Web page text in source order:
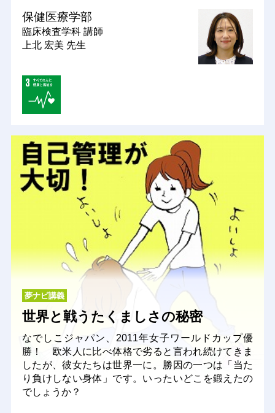
保健医療学部
臨床検査学科 講師
上北 宏美 先生
夢ナビ講義
世界と戦うたくましさの秘密
なでしこジャパン、2011年女子ワールドカップ優
勝！ 欧米人に比べ体格で劣ると言われ続けてきま
したが、彼女たちは世界一に。勝因の一つは「当た
り負けしない身体」です。いったいどこを鍛えたの
でしょうか？